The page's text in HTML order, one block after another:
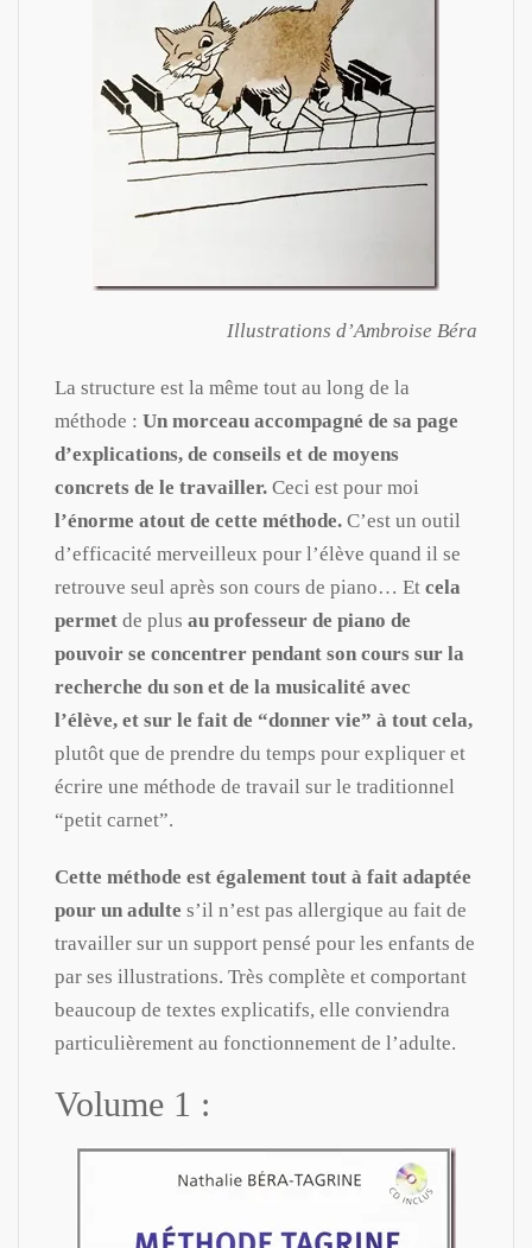
Illustrations d’Ambroise Béra
La structure est la même tout au long de la
méthode : Un morceau accompagné de sa page
d’explications, de conseils et de moyens
concrets de le travailler. Ceci est pour moi
l’énorme atout de cette méthode. C’est un outil
d’efficacité merveilleux pour l’élève quand il se
retrouve seul après son cours de piano… Et cela
permet de plus au professeur de piano de
pouvoir se concentrer pendant son cours sur la
recherche du son et de la musicalité avec
l’élève, et sur le fait de “donner vie” à tout cela,
plutôt que de prendre du temps pour expliquer et
écrire une méthode de travail sur le traditionnel
“petit carnet”.
Cette méthode est également tout à fait adaptée
pour un adulte s’il n’est pas allergique au fait de
travailler sur un support pensé pour les enfants de
par ses illustrations. Très complète et comportant
beaucoup de textes explicatifs, elle conviendra
particulièrement au fonctionnement de l’adulte.
Volume 1 :